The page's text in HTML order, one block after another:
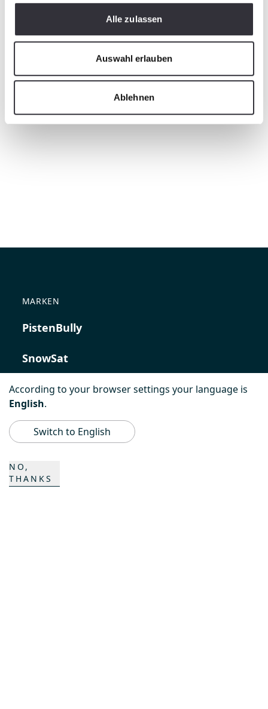
Alle zulassen
Auswahl erlauben
Ablehnen
MARKEN
PistenBully
SnowSat
PowerBully
BeachTech
K COMPOSITES
According to your browser settings your language is
English.
NO,
THANKS
Switch to English